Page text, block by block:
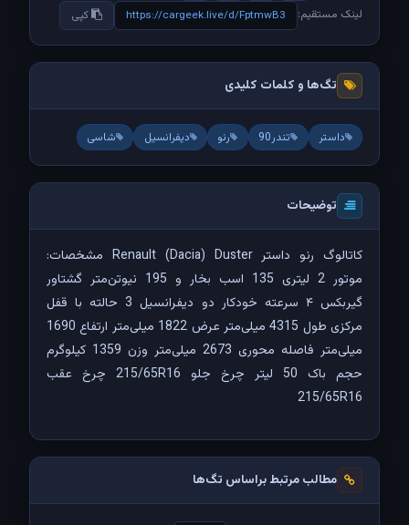
لینک مستقیم: https://cargeek.live/d/FptmwB3 کپی
تگ‌ها و کلمات کلیدی
داستر تندر90 رنو دیفرانسیل شاسی
توضیحات
کاتالوگ رنو داستر Renault (Dacia) Duster مشخصات:
موتور 2 لیتری 135 اسب بخار و 195 نیوتن‌متر گشتاور
گیربکس ۴ سرعته خودکار دو دیفرانسیل 3 حالته با قفل
مرکزی طول 4315 میلی‌متر عرض 1822 میلی‌متر ارتفاع 1690
میلی‌متر فاصله محوری 2673 میلی‌متر وزن 1359 کیلوگرم
حجم باک 50 لیتر چرخ جلو 215/65R16 چرخ عقب
215/65R16
مطالب مرتبط براساس تگ‌ها